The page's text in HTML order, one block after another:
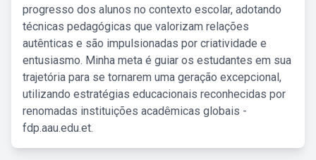
progresso dos alunos no contexto escolar, adotando
técnicas pedagógicas que valorizam relações
autênticas e são impulsionadas por criatividade e
entusiasmo. Minha meta é guiar os estudantes em sua
trajetória para se tornarem uma geração excepcional,
utilizando estratégias educacionais reconhecidas por
renomadas instituições acadêmicas globais -
fdp.aau.edu.et.